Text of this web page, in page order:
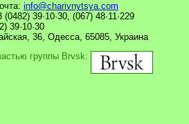
info@charivnytsya.com
39·10·30, (067) 48·11·229
39·10·30
36, Одесса, 65085, Украина
группы Brvsk: